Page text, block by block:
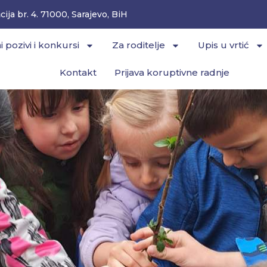
br. 4. 71000, Sarajevo, BiH
pozivi i konkursi Za roditelje Upis u vrtić
Kontakt Prijava koruptivne radnje